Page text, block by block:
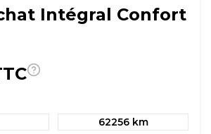
Intégral Confort
62256 km